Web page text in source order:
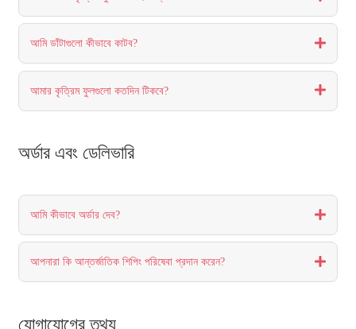
আমি ডাঁটাগুলো কীভাবে কাটব?
আমার কৃত্রিম ফুলগুলো কতদিন টিকবে?
অর্ডার এবং ডেলিভারি
আমি কীভাবে অর্ডার দেব?
আপনারা কি আন্তর্জাতিক শিপিং পরিষেবা প্রদান করেন?
যোগাযোগের তথ্য